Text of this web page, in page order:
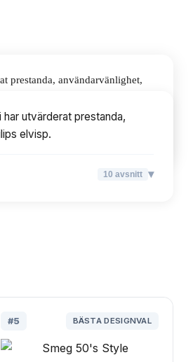
prestanda, användarvänlighet,
utvärderat prestanda,
elvisp.
10 avsnitt ▾
#5 BÄSTA DESIGNVAL